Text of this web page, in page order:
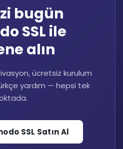
bugün
SSL ile
alın
ücretsiz kurulum
yardım — hepsi tek
SSL Satın Al